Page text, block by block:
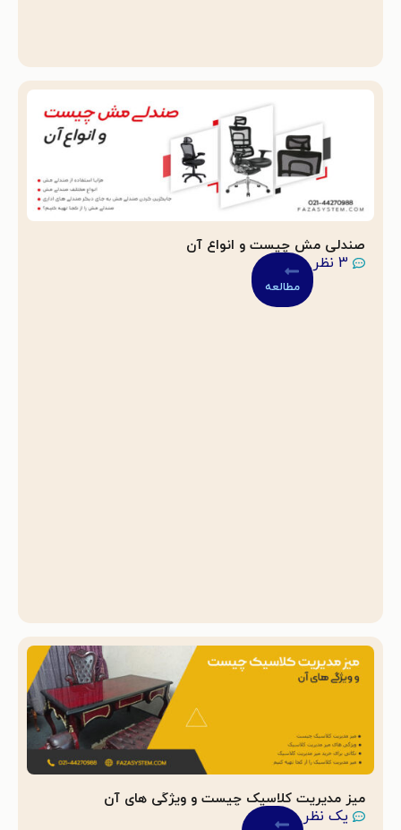
صندلی مش چیست و انواع آن
3 نظر
مطالعه
میز مدیریت کلاسیک چیست و ویژگی های آن
یک نظر